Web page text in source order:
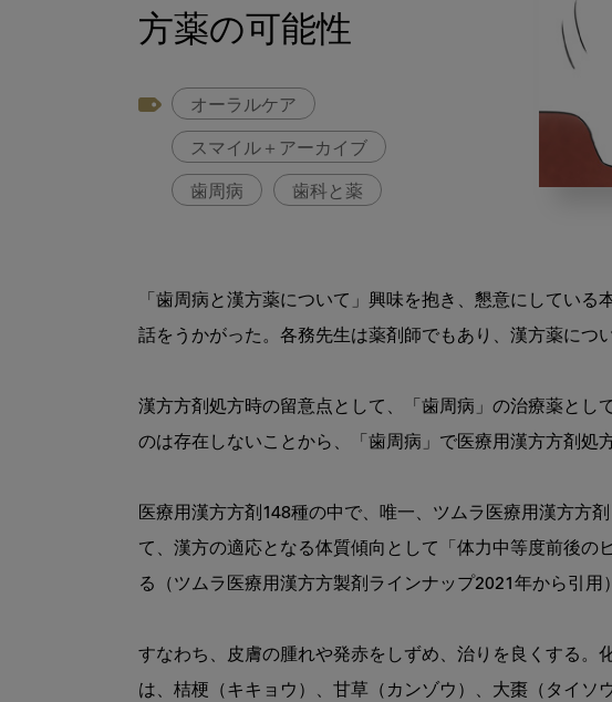
方薬の可能性
オーラルケア
スマイル＋アーカイブ
歯周病 歯科と薬
か
み
歯
科
の
第
5
歯
治
療
「歯周病と漢方薬について」興味を抱き、懇意にしてい
話をうかがった。各務先生は薬剤師でもあり、漢方薬につ
漢方方剤処方時の留意点として、「歯周病」の治療薬とし
のは存在しないことから、「歯周病」で医療用漢方方剤処
医療用漢方方剤148種の中で、唯一、ツムラ医療用漢方方
て、漢方の適応となる体質傾向として「体力中等度前後
る（ツムラ医療用漢方方製剤ラインナップ2021年から引用
すなわち、皮膚の腫れや発赤をしずめ、治りを良くする
は、桔梗（キキョウ）、甘草（カンゾウ）、大棗（タイソ